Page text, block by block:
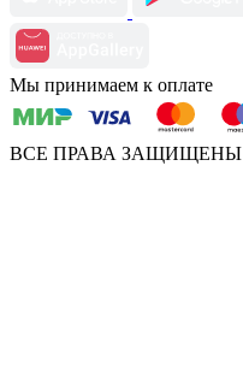
Мы принимаем к оплате
ВСЕ ПРАВА ЗАЩИЩЕНЫ